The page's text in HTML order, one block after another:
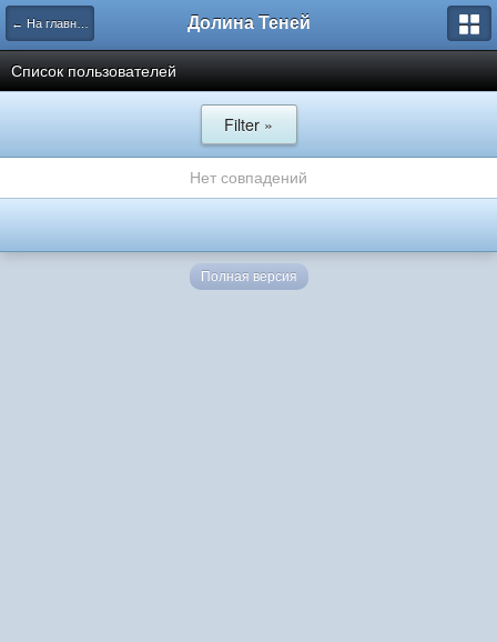
← На главную Долина Теней
Список пользователей
Filter »
Нет совпадений
Полная версия